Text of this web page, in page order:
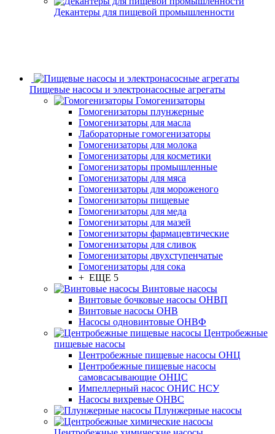
Декантеры для пищевой промышленности
Пищевые насосы и электронасосные агрегаты
Гомогенизаторы
Гомогенизаторы плунжерные
Гомогенизаторы для масла
Лабораторные гомогенизаторы
Гомогенизаторы для молока
Гомогенизаторы для косметики
Гомогенизаторы промышленные
Гомогенизаторы для мяса
Гомогенизаторы для мороженого
Гомогенизаторы пищевые
Гомогенизаторы для меда
Гомогенизаторы для мазей
Гомогенизаторы фармацевтические
Гомогенизаторы для сливок
Гомогенизаторы двухступенчатые
Гомогенизаторы для сока
+ ЕЩЕ 5
Винтовые насосы
Винтовые бочковые насосы ОНВП
Винтовые насосы ОНВ
Насосы одновинтовые ОНВФ
Центробежные
пищевые насосы
Центробежные пищевые насосы ОНЦ
Центробежные пищевые насосы
самовсасывающие ОНЦС
Импеллерный насос ОНИС НСУ
Насосы вихревые ОНВС
Плунжерные насосы